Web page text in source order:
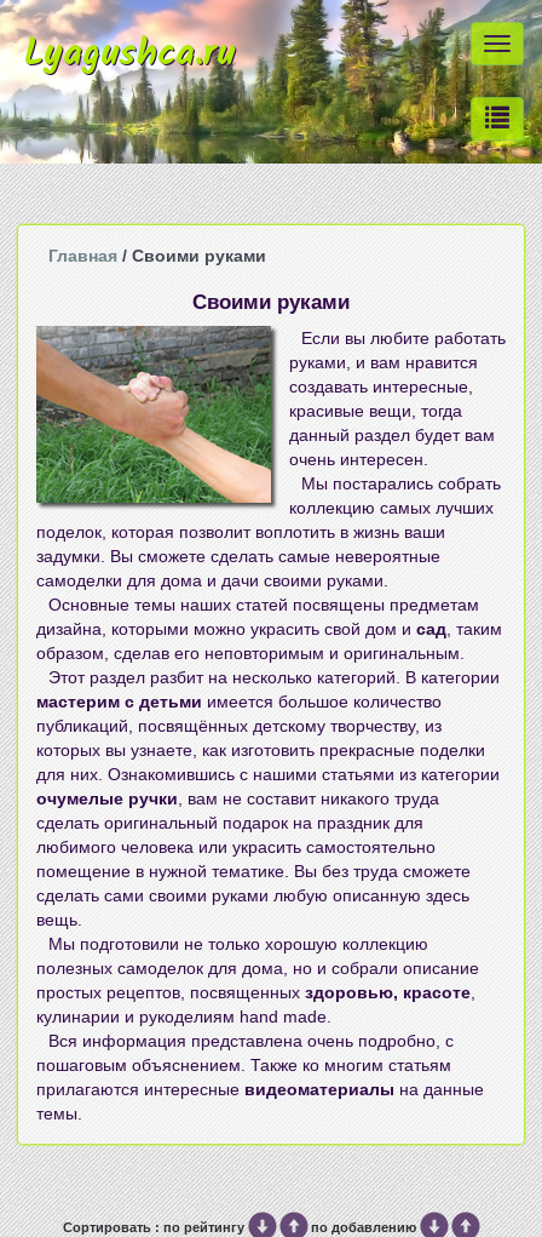
Lyagushca.ru
Главная / Своими руками
Своими руками
Если вы любите работать
руками, и вам нравится
создавать интересные,
красивые вещи, тогда
данный раздел будет вам
очень интересен.
Мы постарались собрать
коллекцию самых лучших
поделок, которая позволит воплотить в жизнь ваши
задумки. Вы сможете сделать самые невероятные
самоделки для дома и дачи своими руками
Основные темы наших статей посвящены предметам
дизайна, которыми можно украсить свой дом и сад , таким
образом, сделав его неповторимым и оригинальным.
Этот раздел разбит на несколько категорий. В категории
мастерим с детьми имеется большое количество
публикаций, посвящённых детскому творчеству, из
которых вы узнаете, как изготовить прекрасные поделки
для них. Ознакомившись с нашими статьями из категории
очумелые ручки , вам не составит никакого труда
сделать оригинальный подарок на праздник для
любимого человека или украсить самостоятельно
помещение в нужной тематике. Вы без труда сможете
сделать сами своими руками любую описанную здесь
вещь.
Мы подготовили не только хорошую коллекцию
полезных самоделок для дома , но и собрали описание
простых рецептов, посвященных здоровью, красоте
кулинарии и рукоделиям hand made.
Вся информация представлена очень подробно, с
пошаговым объяснением. Также ко многим статьям
прилагаются интересные видеоматериалы на данные
темы.
Сортировать : по рейтингу по добавлению